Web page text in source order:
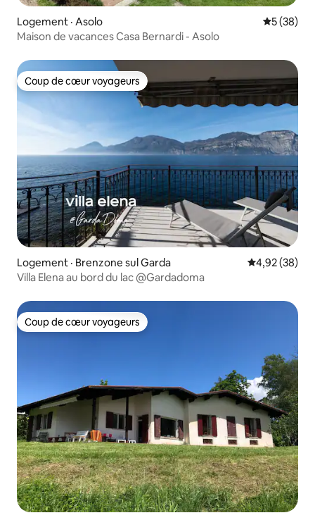
Logement · Asolo Note
5 (38)
Maison de vacances Casa Bernardi - Asolo
Coup de cœur voyageurs
Coup de cœur voyageurs
Logement · Brenzone sul Garda Note
4,92 (38)
Villa Elena au bord du lac @Gardadoma
Coup de cœur voyageurs
Coup de cœur voyageurs